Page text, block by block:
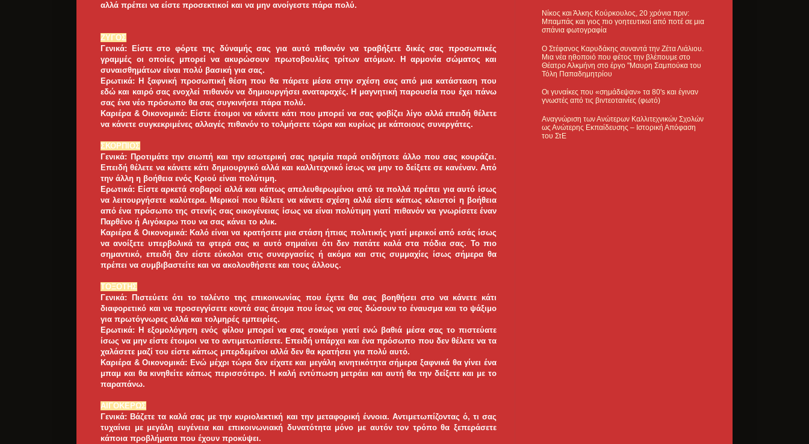
αλλά πρέπει να είστε προσεκτικοί και να μην ανοίγεστε πάρα πολύ.
ΖΥΓΟΣ
Γενικά: Είστε στο φόρτε της δύναμής σας για αυτό πιθανόν να τραβήξετε δικές σας προσωπικές
γραμμές οι οποίες μπορεί να ακυρώσουν πρωτοβουλίες τρίτων ατόμων. Η αρμονία σώματος και
συναισθημάτων είναι πολύ βασική για σας.
Ερωτικά: Η ξαφνική προσωπική θέση που θα πάρετε μέσα στην σχέση σας από μια κατάσταση που
εδώ και καιρό σας ενοχλεί πιθανόν να δημιουργήσει αναταραχές. Η μαγνητική παρουσία που έχει πάνω
σας ένα νέο πρόσωπο θα σας συγκινήσει πάρα πολύ.
Καριέρα & Οικονομικά: Είστε έτοιμοι να κάνετε κάτι που μπορεί να σας φοβίζει λίγο αλλά επειδή θέλετε
να κάνετε συγκεκριμένες αλλαγές πιθανόν το τολμήσετε τώρα και κυρίως με κάποιους συνεργάτες.
ΣΚΟΡΠΙΟΣ
Γενικά: Προτιμάτε την σιωπή και την εσωτερική σας ηρεμία παρά οτιδήποτε άλλο που σας κουράζει.
Επειδή θέλετε να κάνετε κάτι δημιουργικό αλλά και καλλιτεχνικό ίσως να μην το δείξετε σε κανέναν. Από
την άλλη η βοήθεια ενός Κριού είναι πολύτιμη.
Ερωτικά: Είστε αρκετά σοβαροί αλλά και κάπως απελευθερωμένοι από τα πολλά πρέπει για αυτό ίσως
να λειτουργήσετε καλύτερα. Μερικοί που θέλετε να κάνετε σχέση αλλά είστε κάπως κλειστοί η βοήθεια
από ένα πρόσωπο της στενής σας οικογένειας ίσως να είναι πολύτιμη γιατί πιθανόν να γνωρίσετε έναν
Παρθένο ή Αιγόκερω που να σας κάνει το κλικ.
Καριέρα & Οικονομικά: Καλό είναι να κρατήσετε μια στάση ήπιας πολιτικής γιατί μερικοί από εσάς ίσως
να ανοίξετε υπερβολικά τα φτερά σας κι αυτό σημαίνει ότι δεν πατάτε καλά στα πόδια σας. Το πιο
σημαντικό, επειδή δεν είστε εύκολοι στις συνεργασίες ή ακόμα και στις συμμαχίες ίσως σήμερα θα
πρέπει να συμβιβαστείτε και να ακολουθήσετε και τους άλλους.
ΤΟΞΟΤΗΣ
Γενικά: Πιστεύετε ότι το ταλέντο της επικοινωνίας που έχετε θα σας βοηθήσει στο να κάνετε κάτι
διαφορετικό και να προσεγγίσετε κοντά σας άτομα που ίσως να σας δώσουν το έναυσμα και το ψάξιμο
για πρωτόγνωρες αλλά και τολμηρές εμπειρίες.
Ερωτικά: Η εξομολόγηση ενός φίλου μπορεί να σας σοκάρει γιατί ενώ βαθιά μέσα σας το πιστεύατε
ίσως να μην είστε έτοιμοι να το αντιμετωπίσετε. Επειδή υπάρχει και ένα πρόσωπο που δεν θέλετε να τα
χαλάσετε μαζί του είστε κάπως μπερδεμένοι αλλά δεν θα κρατήσει για πολύ αυτό.
Καριέρα & Οικονομικά: Ενώ μέχρι τώρα δεν είχατε και μεγάλη κινητικότητα σήμερα ξαφνικά θα γίνει ένα
μπαμ και θα κινηθείτε κάπως περισσότερο. Η καλή εντύπωση μετράει και αυτή θα την δείξετε και με το
παραπάνω.
ΑΙΓΟΚΕΡΩΣ
Γενικά: Βάζετε τα καλά σας με την κυριολεκτική και την μεταφορική έννοια. Αντιμετωπίζοντας ό, τι σας
τυχαίνει με μεγάλη ευγένεια και επικοινωνιακή δυνατότητα μόνο με αυτόν τον τρόπο θα ξεπεράσετε
κάποια προβλήματα που έχουν προκύψει.
Νίκος και Άλκης Κούρκουλος, 20 χρόνια πριν:
Μπαμπάς και γιος πιο γοητευτικοί από ποτέ σε μια
σπάνια φωτογραφία
Ο Στέφανος Καρυδάκης συναντά την Ζέτα Λιάλιου.
Μια νέα ηθοποιό που φέτος την βλέπουμε στο
Θέατρο Αλκμήνη στο έργο "Μαυρη Σαμπούκα του
Τόλη Παπαδημητρίου
Οι γυναίκες που «σημάδεψαν» τα 80's και έγιναν
γνωστές από τις βιντεοταινίες (φωτό)
Αναγνώριση των Ανώτερων Καλλιτεχνικών Σχολών
ως Ανώτερης Εκπαίδευσης – Ιστορική Απόφαση
του ΣτΕ